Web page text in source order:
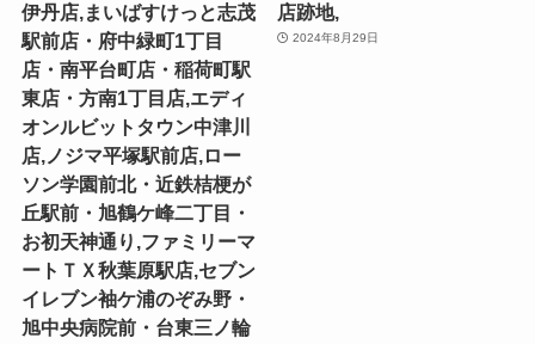
伊丹店,まいばすけっと志茂
駅前店・府中緑町1丁目
店・南平台町店・稲荷町駅
東店・方南1丁目店,エディ
オンルビットタウン中津川
店,ノジマ平塚駅前店,ロー
ソン学園前北・近鉄桔梗が
丘駅前・旭鶴ケ峰二丁目・
お初天神通り,ファミリーマ
ートＴＸ秋葉原駅店,セブン
イレブン袖ケ浦のぞみ野・
旭中央病院前・台東三ノ輪
店跡地,
2024年8月29日